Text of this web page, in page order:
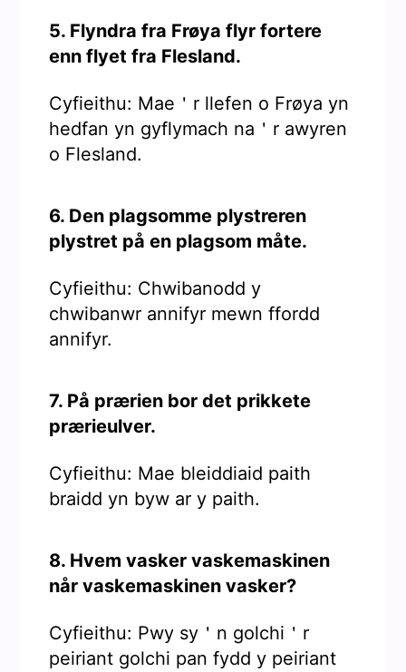
5. Flyndra fra Frøya flyr fortere
enn flyet fra Flesland.
Cyfieithu: Mae＇r llefen o Frøya yn
hedfan yn gyflymach na＇r awyren
o Flesland.
6. Den plagsomme plystreren
plystret på en plagsom måte.
Cyfieithu: Chwibanodd y
chwibanwr annifyr mewn ffordd
annifyr.
7. På prærien bor det prikkete
prærieulver.
Cyfieithu: Mae bleiddiaid paith
braidd yn byw ar y paith.
8. Hvem vasker vaskemaskinen
når vaskemaskinen vasker?
Cyfieithu: Pwy sy＇n golchi＇r
peiriant golchi pan fydd y peiriant